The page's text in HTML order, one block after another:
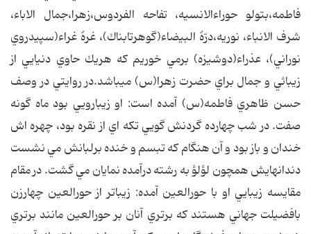
فاطمه،بتولو حوراء‌الانسيه، تفاحه الفردوس،زهرا،جمال الاباء،
شرف الانباء، نوريه،درّهٌ البيضاء‌(گوهرتابناك)، غرهٌ غراء(سپيدروي
نوراني)، عذراء(دوشيزه) برمي خوريم كه هريك حاوي دنيايي از
زيبائي و جمال براي حضرت زهرا(س) ميباشد.در روايتي در وصف
حسن ظاهري فاطمه(س) آمده است: او زيبارويي بود ماه گونه
صفت. در شب چهارده گردنش گويي تكه اي از نقره بود، چهره اش
خندان و باز بود و آن هنگام كه تبسم و خنده برلبانش مي نشست
دندانهايش همچون لؤلؤ به رشته درآمده نمايان مي گشت. در مقام
مقايسه زيبايي او با حورالعين آمده: زيباتر از حورالعين چهارزن
بافضيلت جهاني هستند كه برتري آنان بر حورالعين مانند برتري